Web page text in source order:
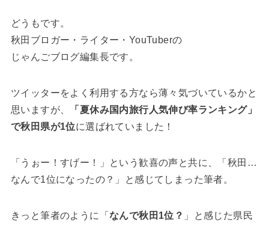
どうもです。
秋田ブロガー・ライター・YouTuberの
じゃんごブログ編集長です。
ツイッターをよく利用する方なら薄々気づいているかと
思いますが、
「夏休み国内旅行人気伸び率ランキング」
で秋田県が1位に選ばれていました！
「うぉー！すげー！」という歓喜の声と共に、「秋田…
なんで1位になったの？」と感じてしまった筆者。
きっと筆者のように「 なんで秋田1位？ 」と感じた県民